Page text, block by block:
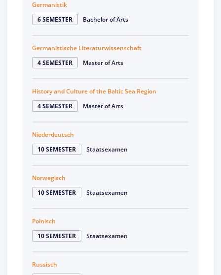
Germanistik
6 SEMESTER
Bachelor of Arts
Germanistische Literaturwissenschaft
4 SEMESTER
Master of Arts
History and Culture of the Baltic Sea Region
4 SEMESTER
Master of Arts
Niederdeutsch
10 SEMESTER
Staatsexamen
Norwegisch
10 SEMESTER
Staatsexamen
Polnisch
10 SEMESTER
Staatsexamen
Russisch